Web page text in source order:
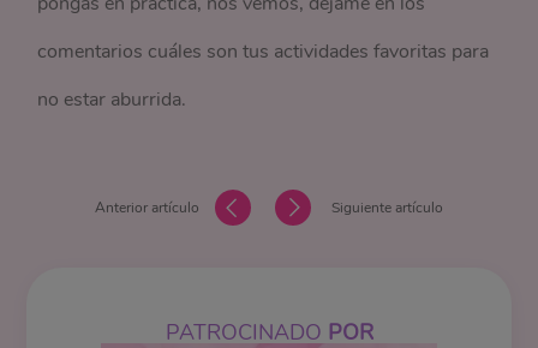
comentarios cuáles son tus actividades favoritas para
no estar aburrida.
Anterior artículo Siguiente artículo
PATROCINADO POR